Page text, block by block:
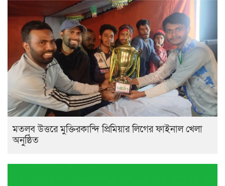
মতলব উত্তরে মুক্তিরকান্দি প্রিমিয়ার লিগের ফাইনাল খেলা
অনুষ্ঠিত